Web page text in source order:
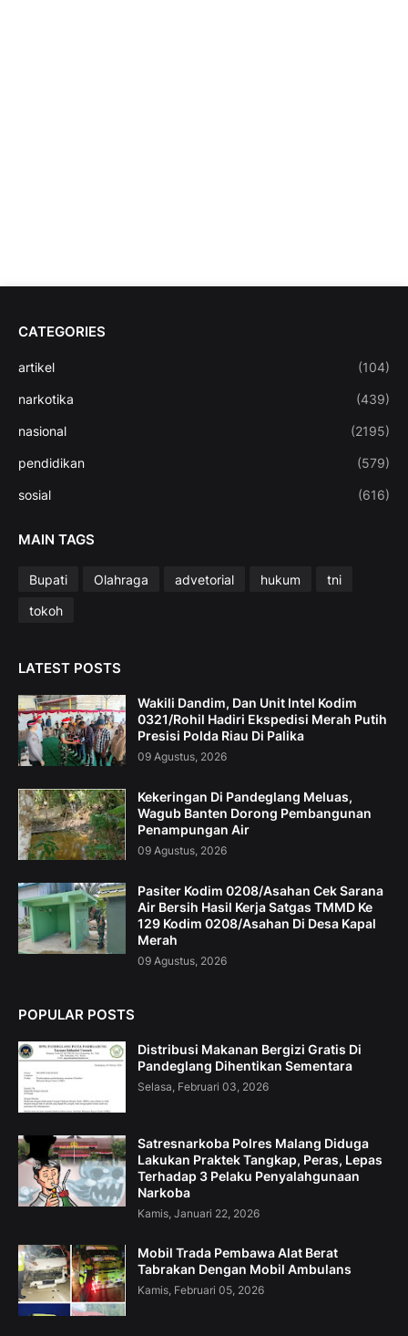
CATEGORIES
artikel (104)
narkotika (439)
nasional (2195)
pendidikan (579)
sosial (616)
MAIN TAGS
Bupati Olahraga advetorial hukum
tni
tokoh
LATEST POSTS
Wakili Dandim, Dan Unit Intel Kodim
0321/Rohil Hadiri Ekspedisi Merah Putih
Presisi Polda Riau Di Palika
09 Agustus, 2026
Kekeringan Di Pandeglang Meluas,
Wagub Banten Dorong Pembangunan
Penampungan Air
09 Agustus, 2026
Pasiter Kodim 0208/Asahan Cek Sarana
Air Bersih Hasil Kerja Satgas TMMD Ke
129 Kodim 0208/Asahan Di Desa Kapal
Merah
09 Agustus, 2026
POPULAR POSTS
Distribusi Makanan Bergizi Gratis Di
Pandeglang Dihentikan Sementara
Selasa, Februari 03, 2026
Satresnarkoba Polres Malang Diduga
Lakukan Praktek Tangkap, Peras, Lepas
Terhadap 3 Pelaku Penyalahgunaan
Narkoba
Kamis, Januari 22, 2026
Mobil Trada Pembawa Alat Berat
Tabrakan Dengan Mobil Ambulans
Kamis, Februari 05, 2026